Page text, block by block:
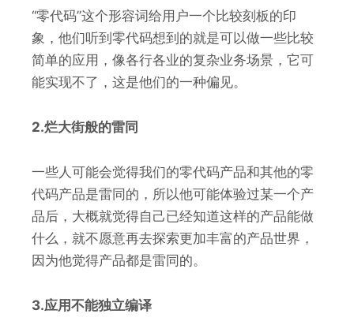
“零代码”这个形容词给用户一个比较刻板的印
象，他们听到零代码想到的就是可以做一些比较
简单的应用，像各行各业的复杂业务场景，它可
能实现不了，这是他们的一种偏见。
2.烂大街般的雷同
一些人可能会觉得我们的零代码产品和其他的零
代码产品是雷同的，所以他可能体验过某一个产
品后，大概就觉得自己已经知道这样的产品能做
什么，就不愿意再去探索更加丰富的产品世界，
因为他觉得产品都是雷同的。
3.应用不能独立编译